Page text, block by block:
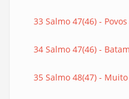
33 Salmo 47(46) -
34 Salmo 47(46) -
35 Salmo 48(47) -